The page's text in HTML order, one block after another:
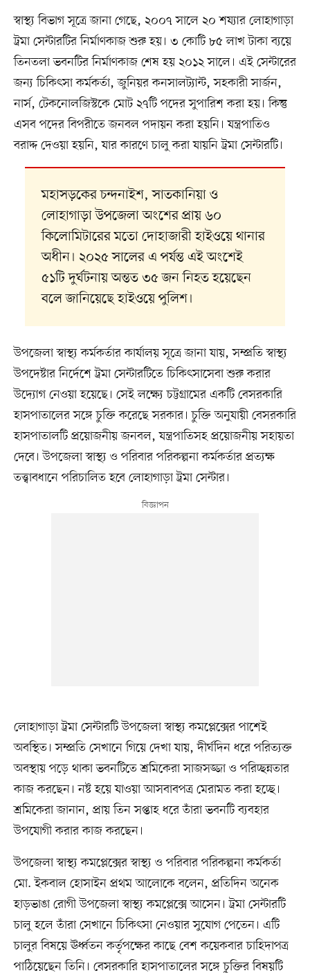
স্বাস্থ্য বিভাগ সূত্রে জানা গেছে, ২০০৭ সালে ২০ শয্যার লোহাগাড়া
ট্রমা সেন্টারটির নির্মাণকাজ শুরু হয়। ৩ কোটি ৮৫ লাখ টাকা ব্যয়ে
তিনতলা ভবনটির নির্মাণকাজ শেষ হয় ২০১২ সালে। এই সেন্টারের
জন্য চিকিৎসা কর্মকর্তা, জুনিয়র কনসালট্যান্ট, সহকারী সার্জন,
নার্স, টেকনোলজিস্টকে মোট ২৭টি পদের সুপারিশ করা হয়। কিন্তু
এসব পদের বিপরীতে জনবল পদায়ন করা হয়নি। যন্ত্রপাতিও
বরাদ্দ দেওয়া হয়নি, যার কারণে চালু করা যায়নি ট্রমা সেন্টারটি।
মহাসড়কের চন্দনাইশ, সাতকানিয়া ও
লোহাগাড়া উপজেলা অংশের প্রায় ৬০
কিলোমিটারের মতো দোহাজারী হাইওয়ে থানার
অধীন। ২০২৫ সালের এ পর্যন্ত এই অংশেই
৫১টি দুর্ঘটনায় অন্তত ৩৫ জন নিহত হয়েছেন
বলে জানিয়েছে হাইওয়ে পুলিশ।
উপজেলা স্বাস্থ্য কর্মকর্তার কার্যালয় সূত্রে জানা যায়, সম্প্রতি স্বাস্থ্য
উপদেষ্টার নির্দেশে ট্রমা সেন্টারটিতে চিকিৎসাসেবা শুরু করার
উদ্যোগ নেওয়া হয়েছে। সেই লক্ষ্যে চট্টগ্রামের একটি বেসরকারি
হাসপাতালের সঙ্গে চুক্তি করেছে সরকার। চুক্তি অনুযায়ী বেসরকারি
হাসপাতালটি প্রয়োজনীয় জনবল, যন্ত্রপাতিসহ প্রয়োজনীয় সহায়তা
দেবে। উপজেলা স্বাস্থ্য ও পরিবার পরিকল্পনা কর্মকর্তার প্রত্যক্ষ
তত্ত্বাবধানে পরিচালিত হবে লোহাগাড়া ট্রমা সেন্টার।
লোহাগাড়া ট্রমা সেন্টারটি উপজেলা স্বাস্থ্য কমপ্লেক্সের পাশেই
অবস্থিত। সম্প্রতি সেখানে গিয়ে দেখা যায়, দীর্ঘদিন ধরে পরিত্যক্ত
অবস্থায় পড়ে থাকা ভবনটিতে শ্রমিকেরা সাজসজ্জা ও পরিচ্ছন্নতার
কাজ করছেন। নষ্ট হয়ে যাওয়া আসবাবপত্র মেরামত করা হচ্ছে।
শ্রমিকেরা জানান, প্রায় তিন সপ্তাহ ধরে তাঁরা ভবনটি ব্যবহার
উপযোগী করার কাজ করছেন।
উপজেলা স্বাস্থ্য কমপ্লেক্সের স্বাস্থ্য ও পরিবার পরিকল্পনা কর্মকর্তা
মো. ইকবাল হোসাইন প্রথম আলোকে বলেন, প্রতিদিন অনেক
হাড়ভাঙা রোগী উপজেলা স্বাস্থ্য কমপ্লেক্সে আসেন। ট্রমা সেন্টারটি
চালু হলে তাঁরা সেখানে চিকিৎসা নেওয়ার সুযোগ পেতেন। এটি
চালুর বিষয়ে ঊর্ধ্বতন কর্তৃপক্ষের কাছে বেশ কয়েকবার চাহিদাপত্র
পাঠিয়েছেন তিনি। বেসরকারি হাসপাতালের সঙ্গে চুক্তির বিষয়টি